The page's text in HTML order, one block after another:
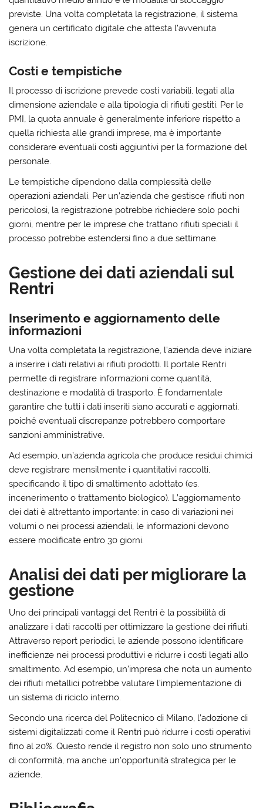
previste. Una volta completata la registrazione, il sistema
genera un certificato digitale che attesta l’avvenuta
iscrizione.
Costi e tempistiche
Il processo di iscrizione prevede costi variabili, legati alla
dimensione aziendale e alla tipologia di rifiuti gestiti. Per le
PMI, la quota annuale è generalmente inferiore rispetto a
quella richiesta alle grandi imprese, ma è importante
considerare eventuali costi aggiuntivi per la formazione del
personale.
Le tempistiche dipendono dalla complessità delle
operazioni aziendali. Per un’azienda che gestisce rifiuti non
pericolosi, la registrazione potrebbe richiedere solo pochi
giorni, mentre per le imprese che trattano rifiuti speciali il
processo potrebbe estendersi fino a due settimane.
Gestione dei dati aziendali sul
Rentri
Inserimento e aggiornamento delle
informazioni
Una volta completata la registrazione, l’azienda deve iniziare
a inserire i dati relativi ai rifiuti prodotti. Il portale Rentri
permette di registrare informazioni come quantità,
destinazione e modalità di trasporto. È fondamentale
garantire che tutti i dati inseriti siano accurati e aggiornati,
poiché eventuali discrepanze potrebbero comportare
sanzioni amministrative.
Ad esempio, un’azienda agricola che produce residui chimici
deve registrare mensilmente i quantitativi raccolti,
specificando il tipo di smaltimento adottato (es.
incenerimento o trattamento biologico). L’aggiornamento
dei dati è altrettanto importante: in caso di variazioni nei
volumi o nei processi aziendali, le informazioni devono
essere modificate entro 30 giorni.
Analisi dei dati per migliorare la
gestione
Uno dei principali vantaggi del Rentri è la possibilità di
analizzare i dati raccolti per ottimizzare la gestione dei rifiuti.
Attraverso report periodici, le aziende possono identificare
inefficienze nei processi produttivi e ridurre i costi legati allo
smaltimento. Ad esempio, un’impresa che nota un aumento
dei rifiuti metallici potrebbe valutare l’implementazione di
un sistema di riciclo interno.
Secondo una ricerca del Politecnico di Milano, l’adozione di
sistemi digitalizzati come il Rentri può ridurre i costi operativi
fino al 20%. Questo rende il registro non solo uno strumento
di conformità, ma anche un’opportunità strategica per le
aziende.